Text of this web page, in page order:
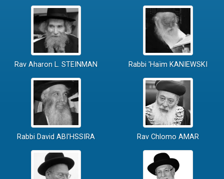
Rav Aharon L. STEINMAN Rabbi 'Haïm KANIEWSKI
Rabbi David ABI'HSSIRA Rav Chlomo AMAR